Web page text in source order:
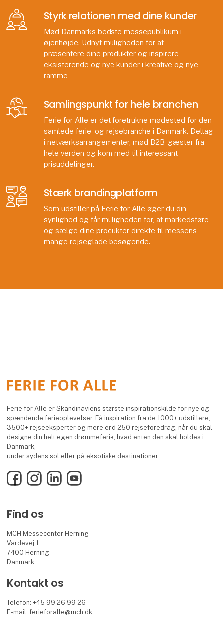
Styrk relationen med dine kunder
Mød Danmarks bedste messepublikum i
øjenhøjde. Udnyt muligheden for at
præsentere dine produkter og inspirere
eksisterende og nye kunder i kreative og nye
ramme
Samlingspunkt for hele branchen
Ferie for Alle er det foretrukne mødested for den
samlede ferie- og rejsebranche i Danmark. Deltag
i netværksarrangementer, mød B2B-gæster fra
hele verden og kom med til interessant
prisuddelinger.
Stærk brandingplatform
Som udstiller på Ferie for Alle øger du din
synlighed og får muligheden for, at markedsføre
og sælge dine produkter direkte til messens
mange rejseglade besøgende.
Ferie for Alle er Skandinaviens største inspirationskilde for nye og
spændende ferieoplevelser. Få inspiration fra de 1000+ udstillere,
3500+ rejseeksperter og mere end 250 rejseforedrag, når du skal
designe din helt egen drømmeferie, hvad enten den skal holdes i
Danmark,
under sydens sol eller på eksotiske destinationer.
FacebookInstagramLinkedInYouTube
Find os
MCH Messecenter Herning
Vardevej 1
7400 Herning
Danmark
Kontakt os
Telefon: +45 99 26 99 26
E-mail:ferieforalle@mch.dk